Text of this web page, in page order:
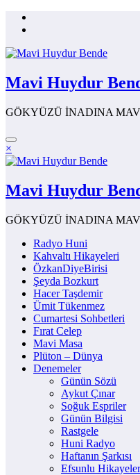
İçeriğe
Mavi Huydur
GÖKYÜZÜ İNADINA
×
Mavi Huydur
GÖKYÜZÜ İNADINA
Radyo Huni
Kahvaltı Hikayeleri
ÖzkanDiyeBirisi
Şeyda Bozkurt
Hacer Taşdemir
Ümit Tükenmez
Cumartesi Sohbetleri
Fırat Celep
Mavi Masa
Plüton – Dünya
Denemeler
Günün Sözü
Aykut Çınar
Soğuk Espriler
Günün Bilgisi
Rastgele
Huni Radyo
Haftanın Şarkısı
Efsunlu Hikayeler